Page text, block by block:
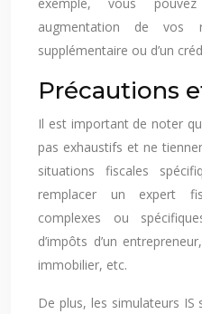
augmentation de vos
supplémentaire ou d’un
Précautions
Il est important de noter
pas exhaustifs et ne
situations fiscales
remplacer un expert
complexes ou
d’impôts d’un
immobilier, etc.
De plus, les simulateurs